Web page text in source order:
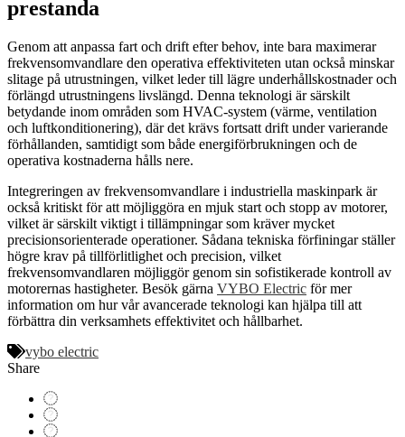
prestanda
Genom att anpassa fart och drift efter behov, inte bara maximerar
frekvensomvandlare den operativa effektiviteten utan också minskar
slitage på utrustningen, vilket leder till lägre underhållskostnader och
förlängd utrustningens livslängd. Denna teknologi är särskilt
betydande inom områden som HVAC-system (värme, ventilation
och luftkonditionering), där det krävs fortsatt drift under varierande
förhållanden, samtidigt som både energiförbrukningen och de
operativa kostnaderna hålls nere.
Integreringen av frekvensomvandlare i industriella maskinpark är
också kritiskt för att möjliggöra en mjuk start och stopp av motorer,
vilket är särskilt viktigt i tillämpningar som kräver mycket
precisionsorienterade operationer. Sådana tekniska förfiningar ställer
högre krav på tillförlitlighet och precision, vilket
frekvensomvandlaren möjliggör genom sin sofistikerade kontroll av
motorernas hastigheter. Besök gärna VYBO Electric för mer
information om hur vår avancerade teknologi kan hjälpa till att
förbättra din verksamhets effektivitet och hållbarhet.
vybo electric
Share